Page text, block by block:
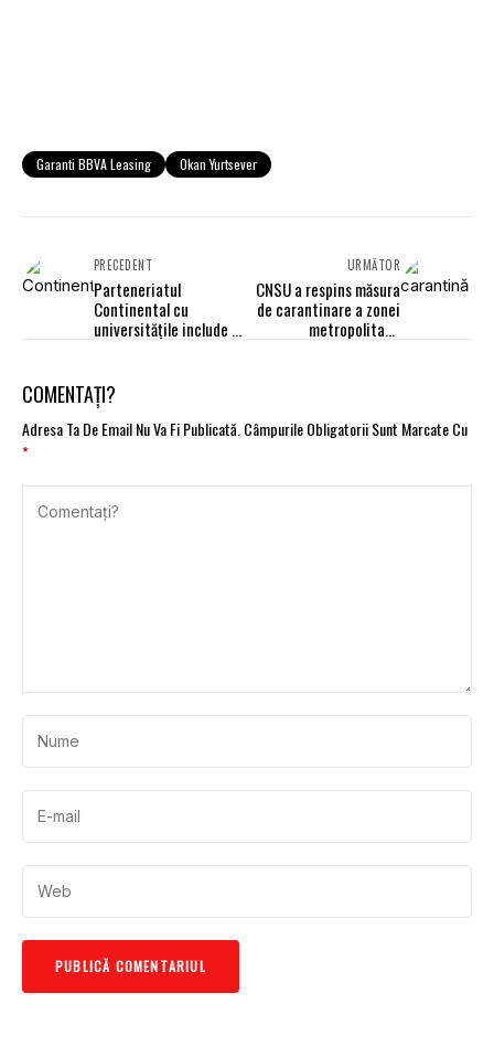
Garanti BBVA Leasing Okan Yurtsever
PRECEDENT
Parteneriatul
Continental cu
universitățile include și
URMĂTOR
CNSU a respins măsura
de carantinare a zonei
metropolitane
COMENTAȚI?
Adresa Ta De Email Nu Va Fi Publicată.Câmpurile Obligatorii Sunt Marcate Cu
*